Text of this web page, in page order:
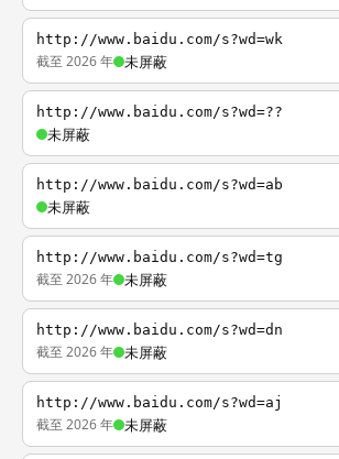
http://www.baidu.com/s?wd=wk
截至 2026 年 未屏蔽
http://www.baidu.com/s?wd=??
未屏蔽
http://www.baidu.com/s?wd=ab
未屏蔽
http://www.baidu.com/s?wd=tg
截至 2026 年 未屏蔽
http://www.baidu.com/s?wd=dn
截至 2026 年 未屏蔽
http://www.baidu.com/s?wd=aj
截至 2026 年 未屏蔽